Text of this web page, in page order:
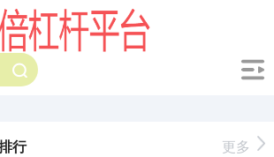
行 更多